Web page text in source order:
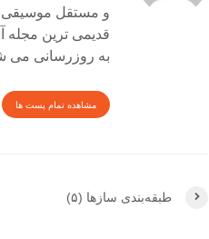
و مستقل موسیقی
قدیمی ترین
به روزرسانی می
مشاهده تمام پست ها
طبقه‌بندی سازها (۵)